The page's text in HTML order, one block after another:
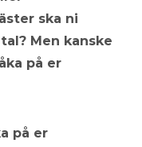
ska ni
Men kanske
på er
på er